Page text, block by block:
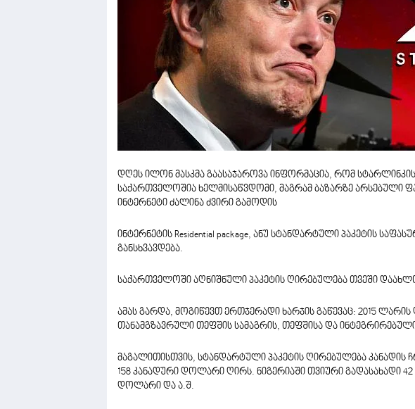
დღეს ილონ მასკმა გაასაჯაროვა ინფორმაცია, რომ
საქართველოშია ხელმისაწვდომი, მაგრამ ბაზარზე არსებული
ინტერნეტი ძალინა ძვირი გამოდის
ინტერნეტის Residential package, ანუ სტანდარტული პაკეტის
განსხვავდება.
საქართველოში აღნიშნული პაკეტის ღირებულება თვეში
ამას გარდა, მოგიწევთ ერთჯერადი ხარჯის გაწევაც: 2015
თანამგზავრული თეფშის სამაგრის, თეფშისა და
მაგალითისთვის, სტანდარტული პაკეტის ღირებულება
158 კანადური დოლარი ღირს. ნიგერიაში თვიური გადასახადი
დოლარი და ა.შ.